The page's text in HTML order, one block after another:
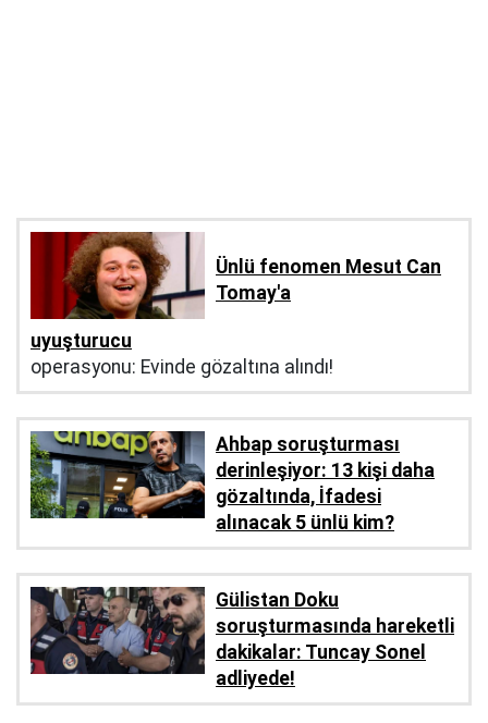
Ünlü fenomen Mesut Can
Tomay'a
uyuşturucu
operasyonu: Evinde gözaltına alındı!
Ahbap soruşturması
derinleşiyor: 13 kişi daha
gözaltında, İfadesi
alınacak 5 ünlü kim?
Gülistan Doku
soruşturmasında hareketli
dakikalar: Tuncay Sonel
adliyede!